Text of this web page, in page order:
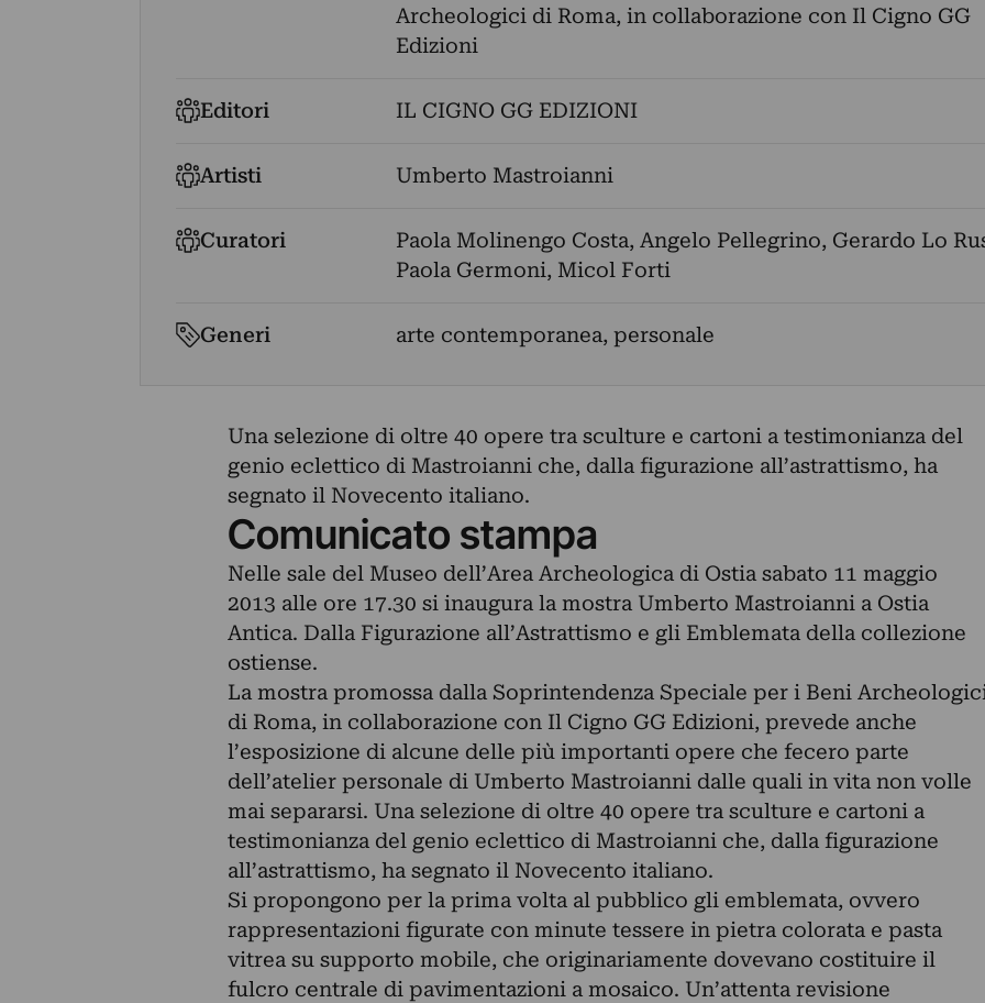
Archeologici di Roma, in collaborazione con Il Cigno GG
Edizioni
Editori IL CIGNO GG EDIZIONI
Artisti Umberto Mastroianni
Curatori Paola Molinengo Costa, Angelo Pellegrino, Gerardo Lo
Paola Germoni, Micol Forti
Generi arte contemporanea, personale
Una selezione di oltre 40 opere tra sculture e cartoni a testimonianza del
genio eclettico di Mastroianni che, dalla figurazione all’astrattismo, ha
segnato il Novecento italiano.
Comunicato stampa
Nelle sale del Museo dell’Area Archeologica di Ostia sabato 11 maggio
2013 alle ore 17.30 si inaugura la mostra Umberto Mastroianni a Ostia
Antica. Dalla Figurazione all’Astrattismo e gli Emblemata della collezione
ostiense.
La mostra promossa dalla Soprintendenza Speciale per i Beni
di Roma, in collaborazione con Il Cigno GG Edizioni, prevede anche
l’esposizione di alcune delle più importanti opere che fecero parte
dell’atelier personale di Umberto Mastroianni dalle quali in vita non volle
mai separarsi. Una selezione di oltre 40 opere tra sculture e cartoni a
testimonianza del genio eclettico di Mastroianni che, dalla figurazione
all’astrattismo, ha segnato il Novecento italiano.
Si propongono per la prima volta al pubblico gli emblemata, ovvero
rappresentazioni figurate con minute tessere in pietra colorata e pasta
vitrea su supporto mobile, che originariamente dovevano costituire il
fulcro centrale di pavimentazioni a mosaico. Un’attenta revisione